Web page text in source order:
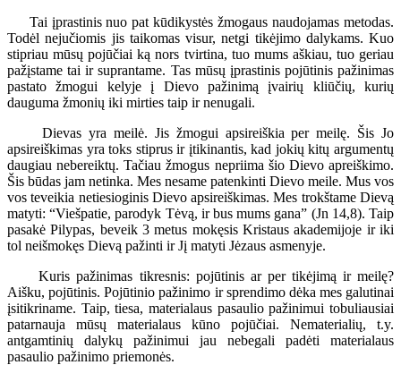
Tai įprastinis nuo pat kūdikystės žmogaus naudojamas metodas.
Todėl nejučiomis jis taikomas visur, netgi tikėjimo dalykams. Kuo
stipriau mūsų pojūčiai ką nors tvirtina, tuo mums aškiau, tuo geriau
pažįstame tai ir suprantame. Tas mūsų įprastinis pojūtinis pažinimas
pastato žmogui kelyje į Dievo pažinimą įvairių kliūčių, kurių
dauguma žmonių iki mirties taip ir nenugali.
Dievas yra meilė. Jis žmogui apsireiškia per meilę. Šis Jo
apsireiškimas yra toks stiprus ir įtikinantis, kad jokių kitų argumentų
daugiau nebereiktų. Tačiau žmogus nepriima šio Dievo apreiškimo.
Šis būdas jam netinka. Mes nesame patenkinti Dievo meile. Mus vos
vos teveikia netiesioginis Dievo apsireiškimas. Mes trokštame Dievą
matyti: “Viešpatie, parodyk Tėvą, ir bus mums gana” (Jn 14,8). Taip
pasakė Pilypas, beveik 3 metus mokęsis Kristaus akademijoje ir iki
tol neišmokęs Dievą pažinti ir Jį matyti Jėzaus asmenyje.
Kuris pažinimas tikresnis: pojūtinis ar per tikėjimą ir meilę?
Aišku, pojūtinis. Pojūtinio pažinimo ir sprendimo dėka mes galutinai
įsitikriname. Taip, tiesa, materialaus pasaulio pažinimui tobuliausiai
patarnauja mūsų materialaus kūno pojūčiai. Nematerialių, t.y.
antgamtinių dalykų pažinimui jau nebegali padėti materialaus
pasaulio pažinimo priemonės.